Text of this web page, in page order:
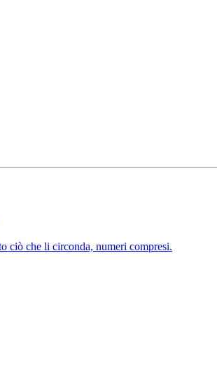
ciò che li circonda, numeri compresi.